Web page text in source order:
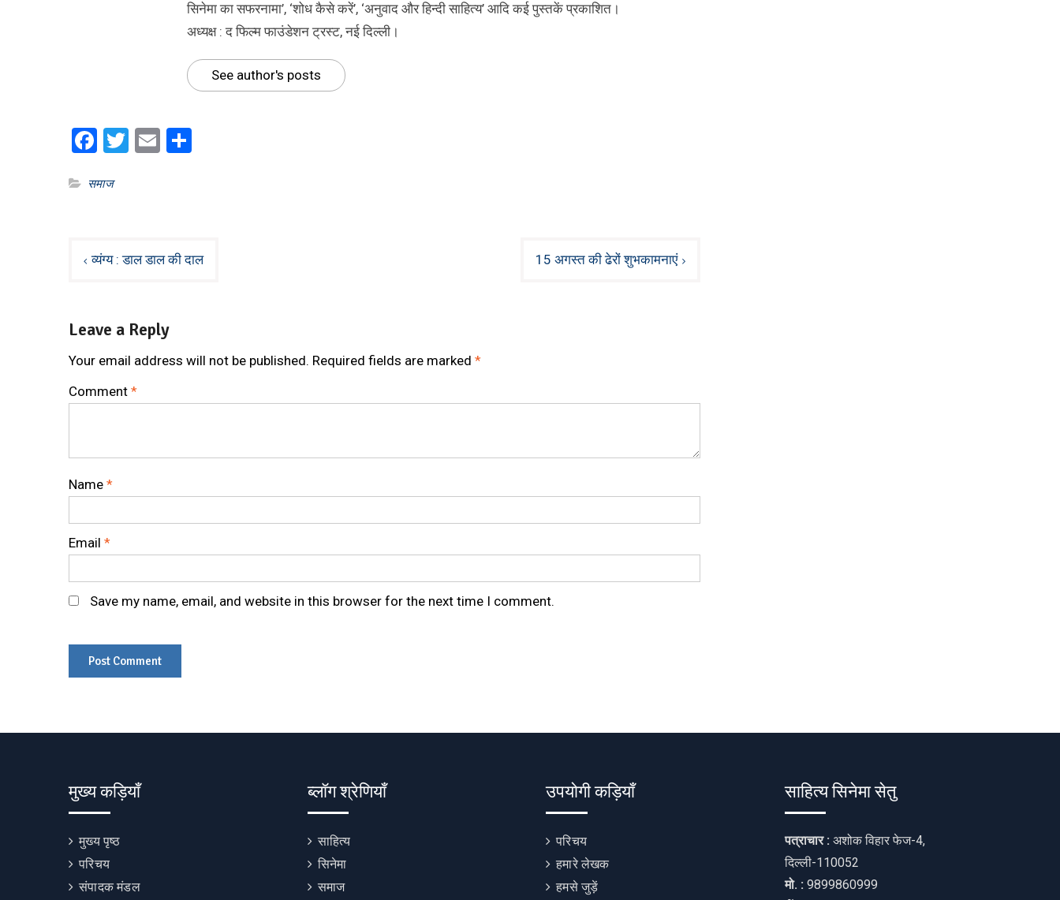
सिनेमा का सफरनामा’, ‘शोध कैसे करें’, ‘अनुवाद और हिन्दी साहित्य’ आदि कई पुस्तकें प्रकाशित।
अध्यक्ष : द फिल्म फाउंडेशन ट्रस्ट, नई दिल्ली।
See author's posts
Facebook
Twitter
Email
समाज
Postव्यंग्य : डाल डाल की दाल 15 अगस्त की ढेरों शुभकामनाएं
Leave a Reply
Your email address will not be published. Required fields are marked *
Comment *
Name *
Email *
Save my name, email, and website in this browser for the next time I comment.
मुख्य कड़ियाँ
मुख्य पृष्ठ
परिचय
संपादक मंडल
ब्लॉग श्रेणियाँ
साहित्य
सिनेमा
समाज
उपयोगी कड़ियाँ
परिचय
हमारे लेखक
हमसे जुड़ें
साहित्य सिनेमा सेतु
पत्राचार : अशोक विहार फेज-4,
दिल्ली-110052
मो. : 9899860999